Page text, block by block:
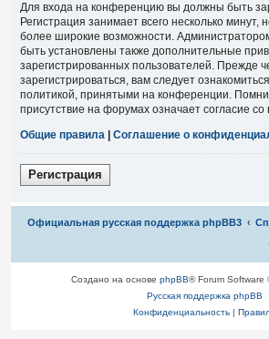
Для входа на конференцию вы должны быть
Регистрация занимает всего несколько минут,
более широкие возможности.
быть установлены также дополнительные
зарегистрированных пользователей. Прежде
зарегистрироваться, вам следует
политикой, принятыми на конференции.
присутствие на форумах означает согласие
Общие правила
Соглашение о
Регистрация
Официальная русская поддержка phpBB3
Связаться с
Создано на основе phpBB® Forum Software
Русская поддержка phpBB
Конфиденциальность|